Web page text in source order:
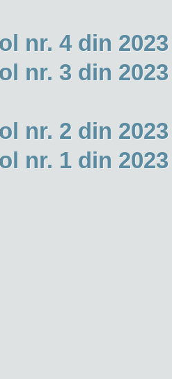
nr. 4 din
nr. 3 din
nr. 2 din
nr. 1 din